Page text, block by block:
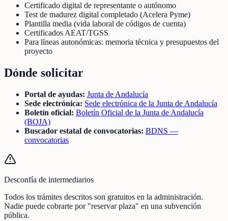
Certificado digital de representante o autónomo
Test de madurez digital completado (Acelera Pyme)
Plantilla media (vida laboral de códigos de cuenta)
Certificados AEAT/TGSS
Para líneas autonómicas: memoria técnica y presupuestos del
proyecto
Dónde solicitar
Portal de ayudas: Junta de Andalucía
Sede electrónica: Sede electrónica de la Junta de Andalucía
Boletín oficial: Boletín Oficial de la Junta de Andalucía
(BOJA)
Buscador estatal de convocatorias: BDNS —
convocatorias
Desconfía de intermediarios
Todos los trámites descritos son gratuitos en la administración.
Nadie puede cobrarte por "reservar plaza" en una subvención
pública.